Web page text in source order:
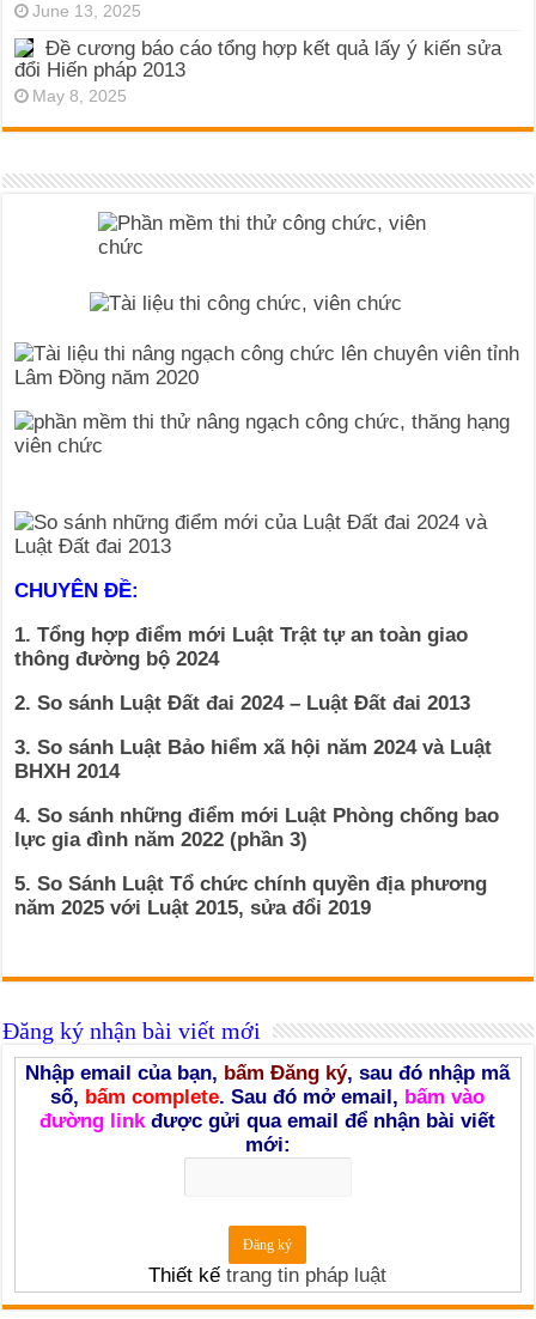
June 13, 2025
Đề cương báo cáo tổng hợp kết quả lấy ý kiến sửa
đổi Hiến pháp 2013
May 8, 2025
CHUYÊN ĐỀ:
1. Tổng hợp điểm mới Luật Trật tự an toàn giao
thông đường bộ 2024
2. So sánh Luật Đất đai 2024 – Luật Đất đai 2013
3. So sánh Luật Bảo hiểm xã hội năm 2024 và Luật
BHXH 2014
4. So sánh những điểm mới Luật Phòng chống bao
lực gia đình năm 2022 (phần 3)
5. So Sánh Luật Tổ chức chính quyền địa phương
năm 2025 với Luật 2015, sửa đổi 2019
Đăng ký nhận bài viết mới
Nhập email của bạn, bấm Đăng ký, sau đó nhập mã
số, bấm complete. Sau đó mở email, bấm vào
đường linkđược gửi qua email để nhận bài viết
mới:
Thiết kếtrang tin pháp luật